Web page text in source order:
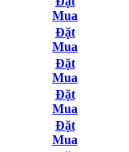
Mua
Đặt
Mua
Đặt
Mua
Đặt
Mua
Đặt
Mua